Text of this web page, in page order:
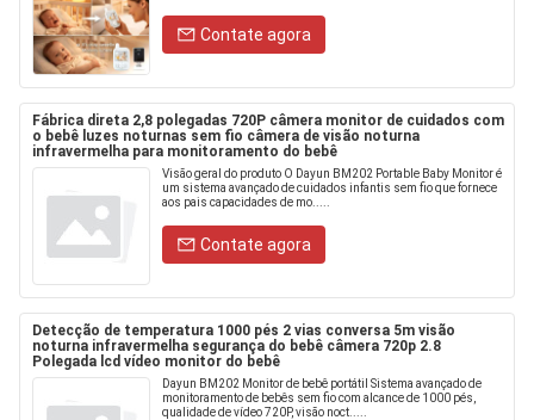
Contate agora
Fábrica direta 2,8 polegadas 720P câmera monitor de cuidados com
o bebê luzes noturnas sem fio câmera de visão noturna
infravermelha para monitoramento do bebê
Visão geral do produto O Dayun BM202 Portable Baby Monitor é
um sistema avançado de cuidados infantis sem fio que fornece
aos pais capacidades de mo.....
Contate agora
Detecção de temperatura 1000 pés 2 vias conversa 5m visão
noturna infravermelha segurança do bebê câmera 720p 2.8
Polegada lcd vídeo monitor do bebê
Dayun BM202 Monitor de bebê portátil Sistema avançado de
monitoramento de bebês sem fio com alcance de 1000 pés,
qualidade de vídeo 720P, visão noct.....